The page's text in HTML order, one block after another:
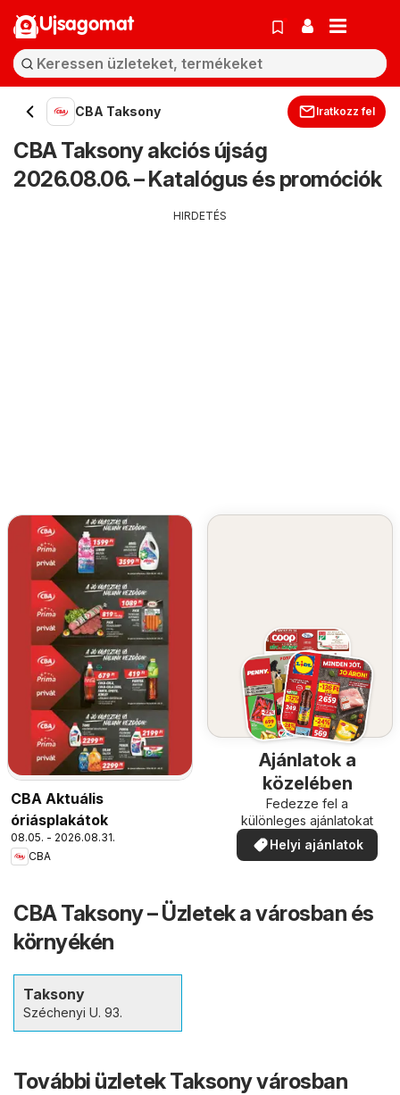
Ujsagomat
CBA Taksony Iratkozz fel
CBA Taksony akciós újság
2026.08.06. – Katalógus és promóciók
HIRDETÉS
CBA Aktuális
óriásplakátok
08.05. - 2026.08.31.
CBA
Ajánlatok a
közelében
Fedezze fel a
különleges ajánlatokat
Helyi ajánlatok
CBA Taksony – Üzletek a városban és
környékén
Taksony
Széchenyi U. 93.
További üzletek Taksony városban